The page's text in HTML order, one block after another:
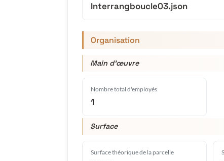
Interrangboucle03.json
Organisation
Main d'œuvre
Nombre total d'employés
1
Surface
Surface théorique de la parcelle